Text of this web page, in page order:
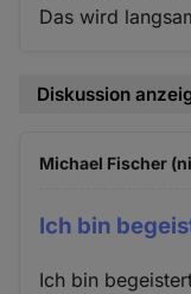
Das wird
Diskussion
Michael Fischer
Ich bin
Ich bin